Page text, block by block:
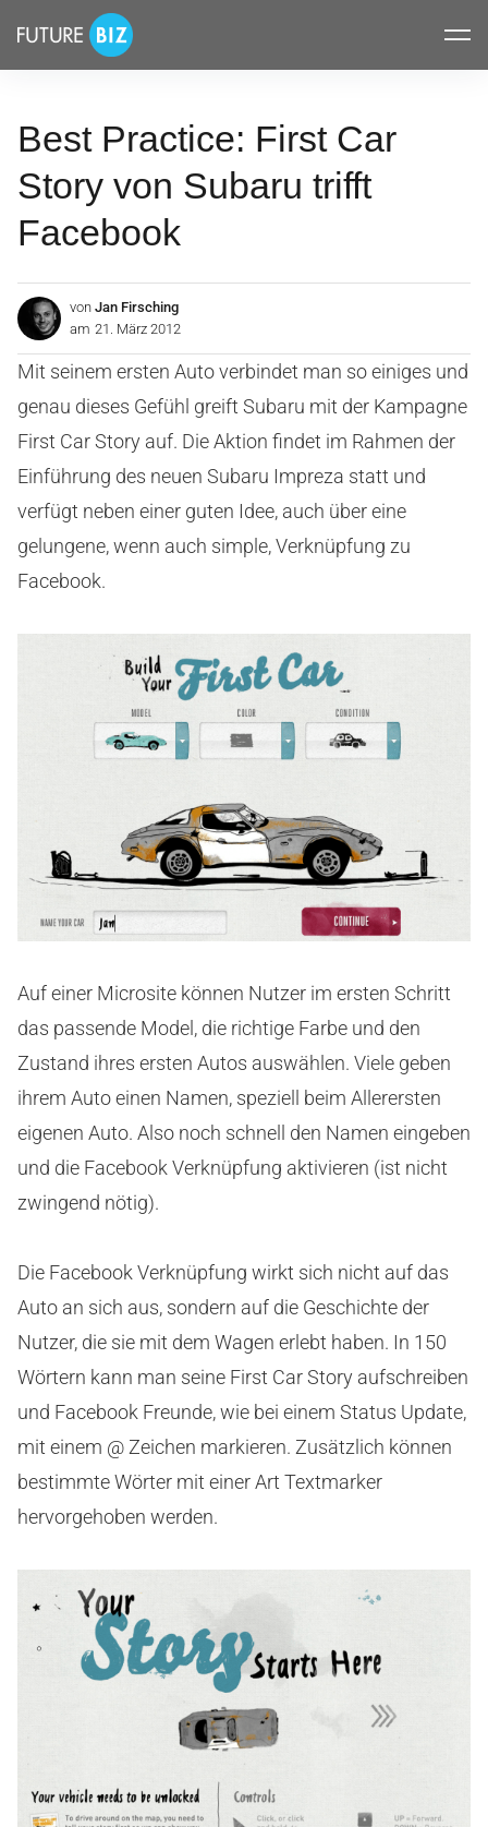
überspringen
FUTUREBIZ
Best Practice: First Car
Story von Subaru trifft
Facebook
von Jan Firsching
am 21. März 2012
Mit seinem ersten Auto verbindet man so einiges und
genau dieses Gefühl greift Subaru mit der Kampagne
First Car Story auf. Die Aktion findet im Rahmen der
Einführung des neuen Subaru Impreza statt und
verfügt neben einer guten Idee, auch über eine
gelungene, wenn auch simple, Verknüpfung zu
Facebook.
Auf einer Microsite können Nutzer im ersten Schritt
das passende Model, die richtige Farbe und den
Zustand ihres ersten Autos auswählen. Viele geben
ihrem Auto einen Namen, speziell beim Allerersten
eigenen Auto. Also noch schnell den Namen eingeben
und die Facebook Verknüpfung aktivieren (ist nicht
zwingend nötig).
Die Facebook Verknüpfung wirkt sich nicht auf das
Auto an sich aus, sondern auf die Geschichte der
Nutzer, die sie mit dem Wagen erlebt haben. In 150
Wörtern kann man seine First Car Story aufschreiben
und Facebook Freunde, wie bei einem Status Update,
mit einem @ Zeichen markieren. Zusätzlich können
bestimmte Wörter mit einer Art Textmarker
hervorgehoben werden.